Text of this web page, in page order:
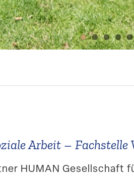
Arbeit – Fachstelle
HUMAN Gesell­schaft